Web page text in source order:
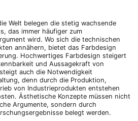
Welt belegen die stetig wachsende
das immer häufiger zum
wird. Wo sich die technischen
annähern, bietet das Farbdesign
Hochwertiges Farbdesign steigert
und Aussagekraft von
auch die Notwendigkeit
denn durch die Produktion,
von Industrieprodukten entstehen
Ästhetische Konzepte müssen nicht
Argumente, sondern durch
belegt werden.